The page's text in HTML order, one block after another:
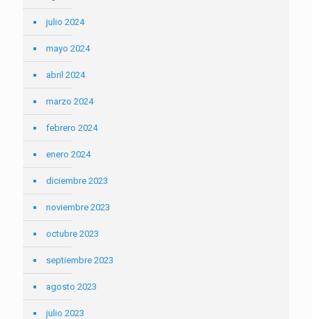
julio 2024
mayo 2024
abril 2024
marzo 2024
febrero 2024
enero 2024
diciembre 2023
noviembre 2023
octubre 2023
septiembre 2023
agosto 2023
julio 2023